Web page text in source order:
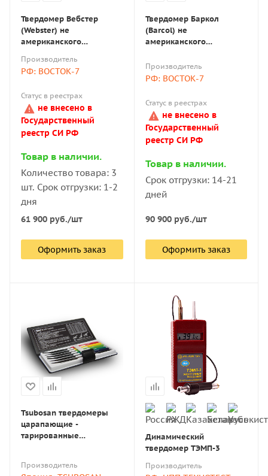
Твердомер Вебстер
(Webster) не
американского
алюминиевых профилей
толщиной до 6 мм и труб
от 10 мм
Производитель
РФ: ВОСТОК-7
Статус в реестрах
не внесено в
Государственный
реестр СИ РФ
Товар в наличии.
Количество товара: 3
шт. Срок отгрузки: 1-2
дня
61 900 руб./шт
Оформить заказ
Твердомер Баркол
(Barcol) не
американского
аналоговым
индикатором
Производитель
РФ: ВОСТОК-7
Статус в реестрах
не внесено в
Государственный
реестр СИ РФ
Товар в наличии.
Срок отгрузки: 14-21
дней
90 900руб./шт
Оформить заказ
Tsubosan твердомеры
царапающие -
тарированные
Производитель
Динамический
твердомер ТЭМП-3
Производитель